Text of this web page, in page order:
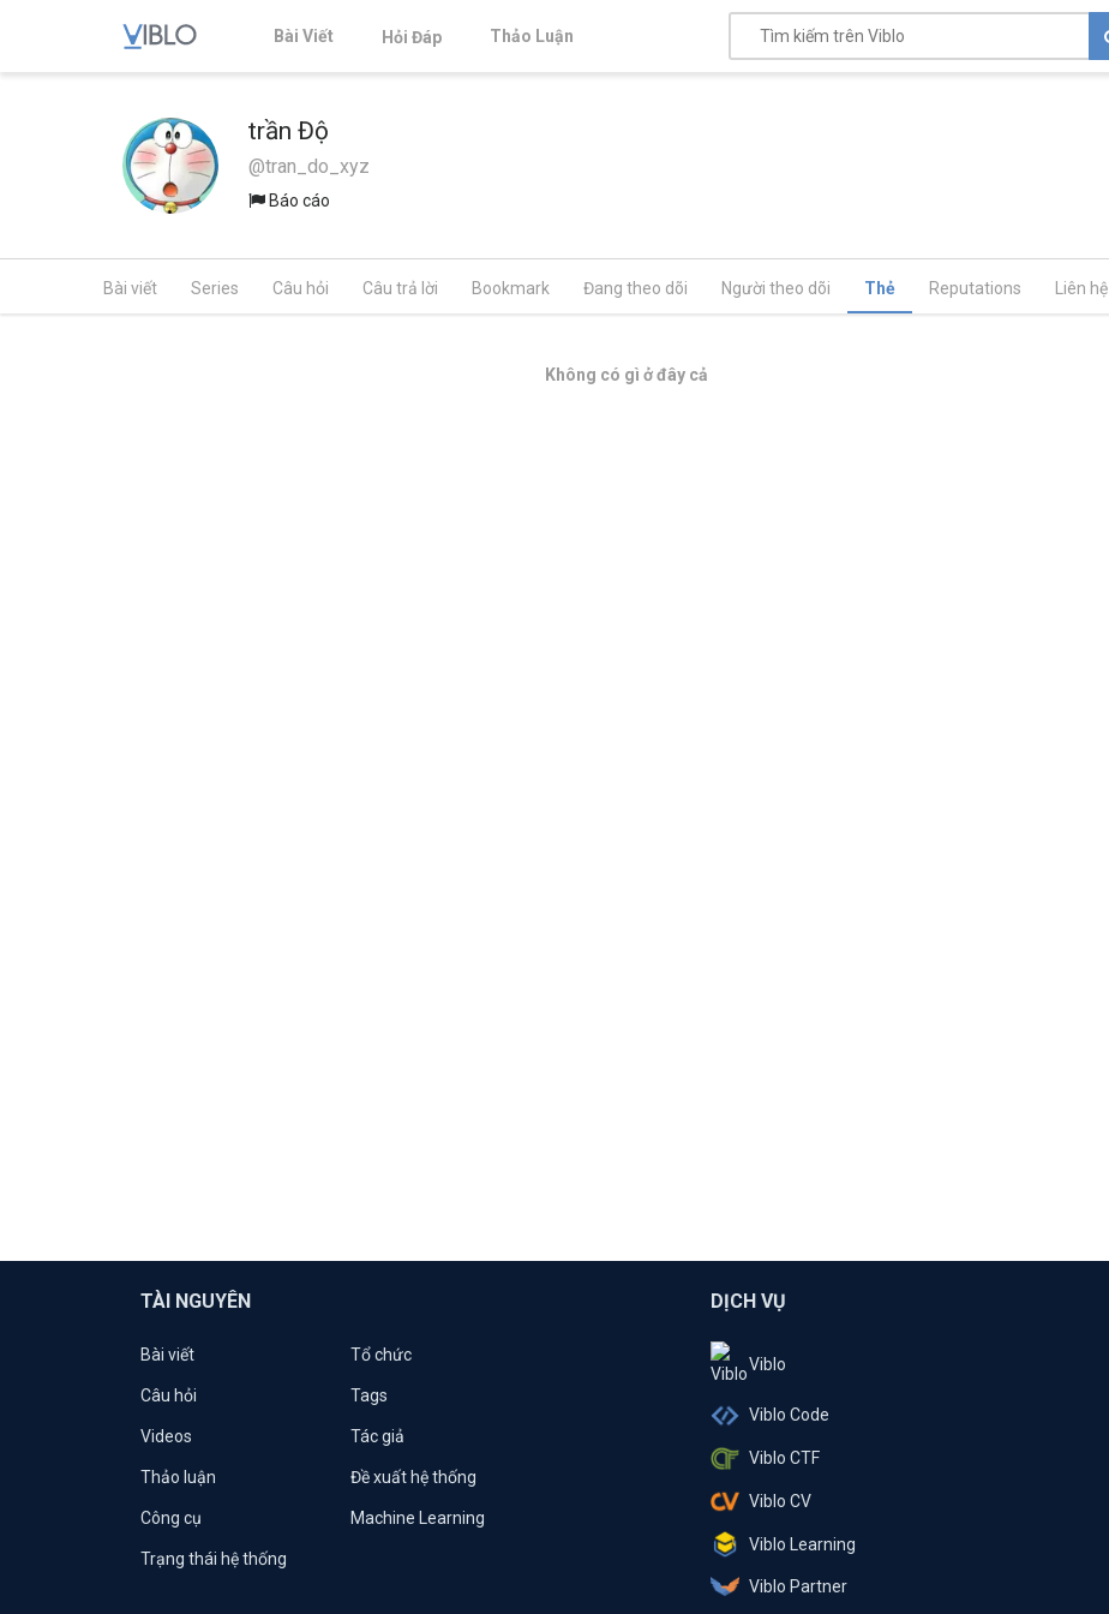
Bài Viết Hỏi Đáp Thảo Luận
trần Độ
@tran_do_xyz
Báo cáo
Bài viết Series Câu hỏi Câu trả lời Bookmark Đang theo dõi Người theo dõi Thẻ Reputations Liên hệ
Không có gì ở đây cả
TÀI NGUYÊN
Bài viết Tổ chức
Câu hỏi Tags
Videos Tác giả
Thảo luận Đề xuất hệ thống
Công cụ Machine Learning
Trạng thái hệ thống
DỊCH VỤ
Viblo
Viblo Code
Viblo CTF
Viblo CV
Viblo Learning
Viblo Partner